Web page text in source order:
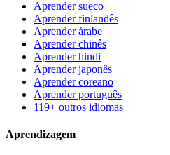
Aprender sueco
Aprender finlandês
Aprender árabe
Aprender chinês
Aprender hindi
Aprender japonês
Aprender coreano
Aprender português
119+ outros idiomas
Aprendizagem